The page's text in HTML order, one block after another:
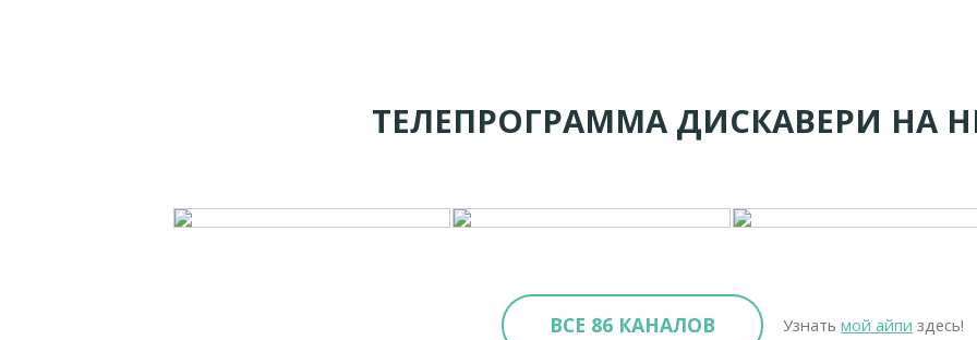
ТЕЛЕПРОГРАММА ДИСКАВЕРИ НА
ВСЕ 86 КАНАЛОВ Узнатьмой айпи здесь!